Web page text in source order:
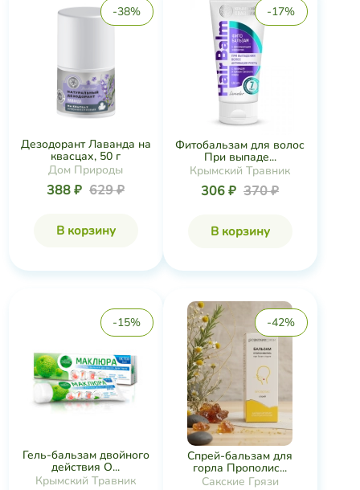
-38%
Дезодорант Лаванда на
квасцах, 50 г
Дом Природы
388 ₽ 629 ₽
В корзину
-17%
Фитобальзам для волос
При выпаде...
Крымский Травник
306 ₽ 370 ₽
В корзину
-15%
Гель-бальзам двойного
действия О...
Крымский Травник
-42%
Спрей-бальзам для
горла Прополис...
Сакские Грязи